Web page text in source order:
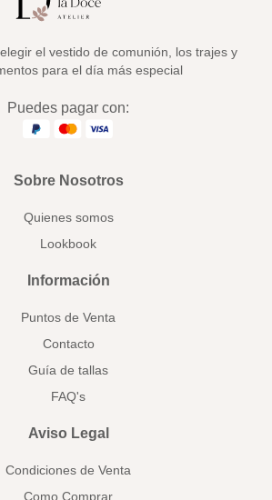
el vestido de comunión, los trajes y
para el día más especial
Puedes pagar con:
Sobre Nosotros
Quienes somos
Lookbook
Información
Puntos de Venta
Contacto
Guía de tallas
FAQ's
Aviso Legal
Condiciones de Venta
Como Comprar